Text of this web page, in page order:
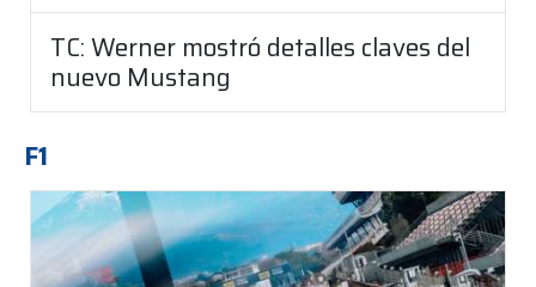
TC: Werner mostró detalles claves del
nuevo Mustang
F1